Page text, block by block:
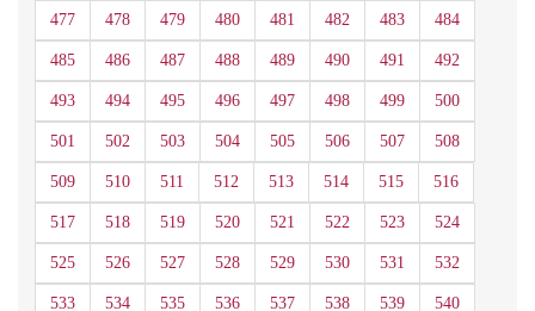
477 478 479 480 481 482 483 484
485 486 487 488 489 490 491 492
493 494 495 496 497 498 499 500
501 502 503 504 505 506 507 508
509 510 511 512 513 514 515 516
517 518 519 520 521 522 523 524
525 526 527 528 529 530 531 532
533 534 535 536 537 538 539 540